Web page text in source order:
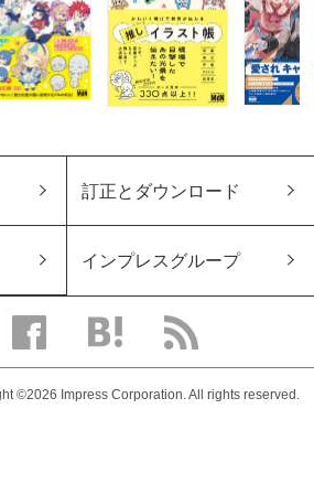
訂正とダウンロード
インプレスグループ
©2026 Impress Corporation. All rights reserved.